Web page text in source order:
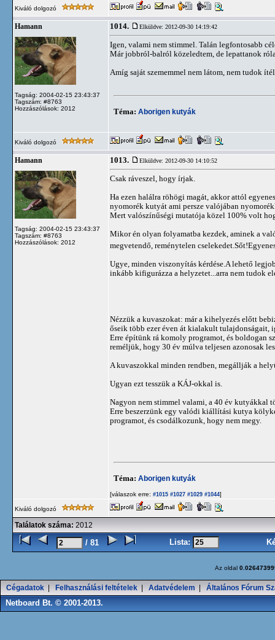
Kiváló dolgozó
Hamann
Tagság: 2004-02-15 23:43:37
Tagszám: #8763
Hozzászólások: 2012
1014. Elküldve: 2012-09-30 14:19:42
Igen, valami nem stimmel. Talán legfontosabb
Már jobbról-balról közeledtem, de lepattanok
Amíg saját szememmel nem látom, nem tudok
Téma: Aborigen kutyák
Kiváló dolgozó
Hamann
Tagság: 2004-02-15 23:43:37
Tagszám: #8763
Hozzászólások: 2012
1013. Elküldve: 2012-09-30 14:10:52
Csak ráveszel, hogy írjak.
Ha ezen halálra röhögi magát, akkor attól
nyomorék kutyát ami persze valójában
Mert valószínűségi mutatója közel 100% volt
Mikor én olyan folyamatba kezdek, aminek a
megvetendő, reménytelen
Ugye, minden viszonyítás kérdése.A lehető
inkább kifigurázza a helyzetet...arra nem tudok
Nézzük a kuvaszokat: már a kihelyezés előtt
őseik több ezer éven át kialakult tulajdonságait,
Erre építünk rá komoly programot, és boldogan
reméljük, hogy 30 év múlva teljesen azonosak
A kuvaszokkal minden rendben, megállják a
Ugyan ezt tesszük a KÁJ-okkal is.
Nagyon nem stimmel valami, a 40 év
Erre beszerzünk egy valódi kiállítási kutya
programot, és csodálkozunk, hogy nem megy.
Téma: Aborigen kutyák
[válaszok erre: #1015 #1027 #1029 #1044]
Kiváló dolgozó
Találatok száma: 2012
/ 81 Lista:
Az oldal
Cégadatok Felhasználási feltételek Adatvédelem Általános Fórum
Netboard Bt. © 2001-2013.